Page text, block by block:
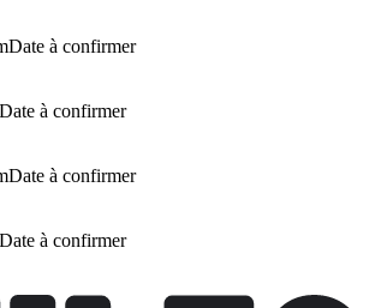
Date à confirmer
Date à confirmer
Date à confirmer
Date à confirmer